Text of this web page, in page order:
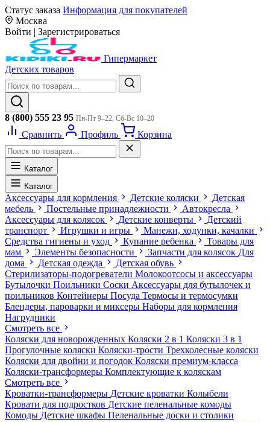
Статус заказа Информация для покупателей
Москва
Войти | Зарегистрироваться
Гипермаркет
Детских товаров
8 (800) 555 23 95 Пн-Пт 9–22, Сб-Вс 10–20
Сравнить Профиль Корзина
Каталог
Каталог
Аксессуары для кормления Детские коляски
Детская
мебель
Постельные принадлежности
Автокресла
Аксессуары для колясок
Детские конверты
Детский
транспорт
Игрушки и игры
Манежи, ходунки, качалки
Средства гигиены и уход
Купание ребенка
Товары для
мам
Элементы безопасности Запчасти для колясок Для
дома
Детская одежда
Детская обувь
Стерилизаторы-подогреватели Молокоотсосы и аксессуары
Бутылочки Поильники Соски Аксессуары для бутылочек и
поильников Контейнеры Посуда Термосы и термосумки
Блендеры, пароварки и миксеры Наборы для кормления
Нагрудники
Смотреть все
Коляски для новорожденных Коляски 2 в 1 Коляски 3 в 1
Прогулочные коляски Коляски-трости Трехколесные коляски
Коляски для двойни и погодок Коляски премиум-класса
Коляски-трансформеры Комплектующие к коляскам
Смотреть все
Кроватки-трансформеры Детские кроватки Колыбели
Кровати для подростков Детские пеленальные комоды
Комоды Детские шкафы Пеленальные доски и столики